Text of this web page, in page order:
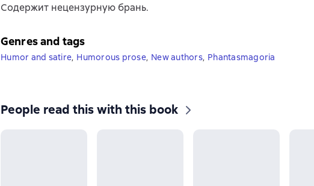
Содержит нецензурную брань.
Genres and tags
Humor and satire, Humorous prose, New authors, Phantasmagoria
People read this with this book